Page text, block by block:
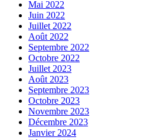
Mai 2022
Juin 2022
Juillet 2022
Août 2022
Septembre 2022
Octobre 2022
Juillet 2023
Août 2023
Septembre 2023
Octobre 2023
Novembre 2023
Décembre 2023
Janvier 2024